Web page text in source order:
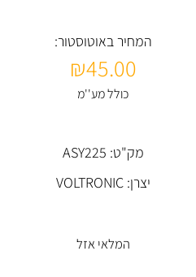
המחיר באוטוסטור:
₪45.00
כולל מע''מ
מק"ט: ASY225
יצרן:VOLTRONIC
המלאי אזל